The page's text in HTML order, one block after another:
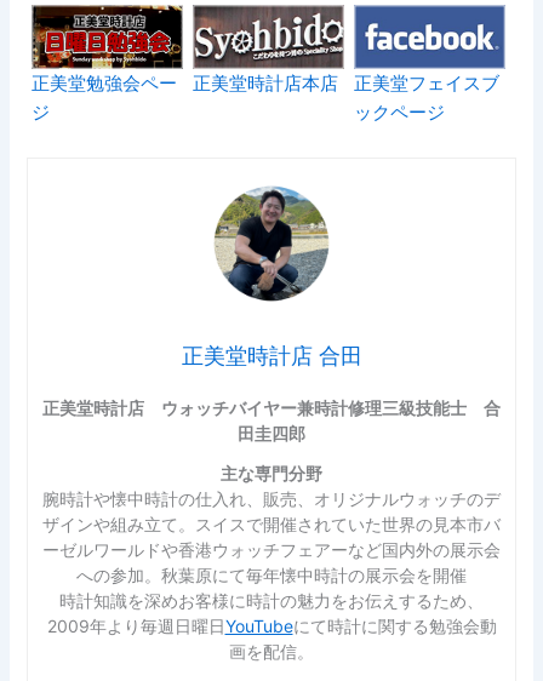
正美堂勉強会ペー
ジ
正美堂時計店本店
正美堂フェイスブ
ックページ
正美堂時計店 合田
正美堂時計店 ウォッチバイヤー兼時計修理三級技能士 合
田圭四郎
主な専門分野
腕時計や懐中時計の仕入れ、販売、オリジナルウォッチのデ
ザインや組み立て。スイスで開催されていた世界の見本市バ
ーゼルワールドや香港ウォッチフェアーなど国内外の展示会
への参加。秋葉原にて毎年懐中時計の展示会を開催
時計知識を深めお客様に時計の魅力をお伝えするため、
2009年より毎週日曜日YouTubeにて時計に関する勉強会動
画を配信。